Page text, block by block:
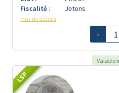
Fiscalité :
Jetons
Plus de détails
-
Valable
LSP